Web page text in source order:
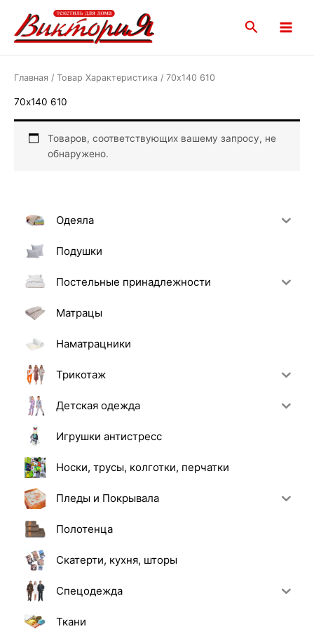
содержимому
Поиск
Menu
Одеяла
Подушки
Постельные принадлежности
Матрацы
Наматрацники
Трикотаж
Детская одежда
Игрушки антистресс
Носки, трусы, колготки, перчатки
Пледы и Покрывала
Полотенца
Скатерти, кухня, шторы
Спецодежда
Ткани
Главная / Товар Характеристика / 70х140 610
70х140 610
Товаров, соответствующих вашему запросу, не
обнаружено.